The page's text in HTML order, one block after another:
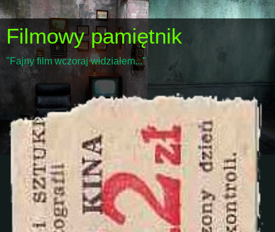
Filmowy pamiętnik
"Fajny film wczoraj widziałem..."